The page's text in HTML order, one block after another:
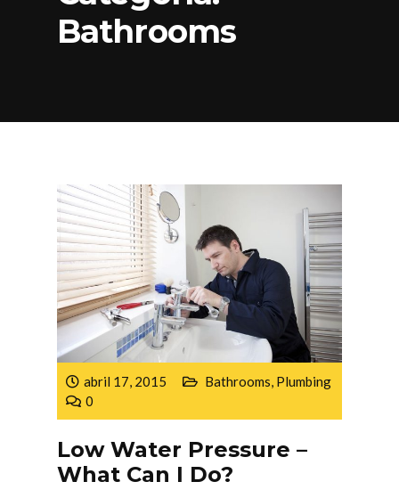
Bathrooms
abril 17, 2015 Bathrooms, Plumbing
0
Low Water Pressure –
What Can I Do?